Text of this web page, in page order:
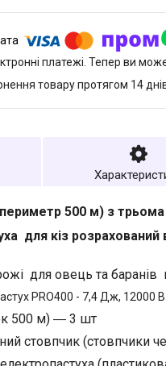
платежі. Тепер ви
товару протягом 14
500 м) з
для кіз
для овець та баранів
PRO400 - 7,4 Дж, 12000
500 м) ― 3 шт
стовпчик (стовпчики